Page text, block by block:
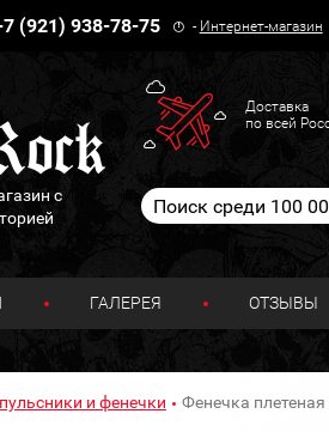
(921) 938-78-75 - Интернет-магазин
с
Доставка
по всей
ГАЛЕРЕЯ ОТЗЫВЫ
и фенечки Фенечка плетеная